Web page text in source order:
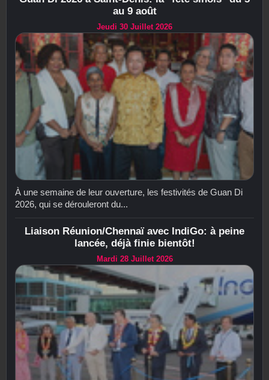
au 9 août
Jeudi 30 Juillet 2026
À une semaine de leur ouverture, les festivités de Guan Di
2026, qui se dérouleront du...
Liaison Réunion/Chennaï avec IndiGo: à peine
lancée, déjà finie bientôt!
Mardi 28 Juillet 2026